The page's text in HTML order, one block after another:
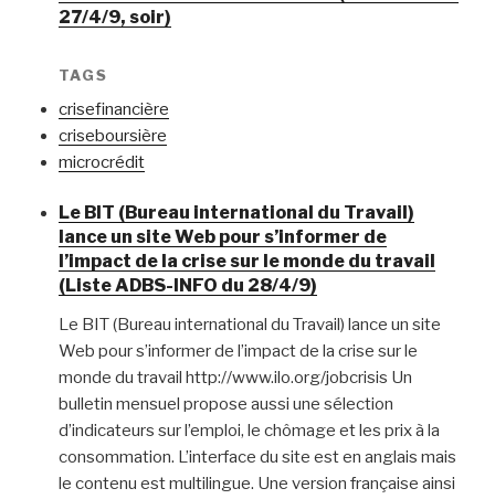
27/4/9, soir)
TAGS
crisefinancière
criseboursière
microcrédit
Le BIT (Bureau international du Travail)
lance un site Web pour s’informer de
l’impact de la crise sur le monde du travail
(Liste ADBS-INFO du 28/4/9)
Le BIT (Bureau international du Travail) lance un site
Web pour s’informer de l’impact de la crise sur le
monde du travail http://www.ilo.org/jobcrisis Un
bulletin mensuel propose aussi une sélection
d’indicateurs sur l’emploi, le chômage et les prix à la
consommation. L’interface du site est en anglais mais
le contenu est multilingue. Une version française ainsi